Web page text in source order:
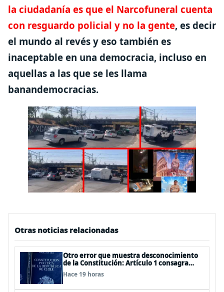
la ciudadanía es que el Narcofuneral cuenta
con resguardo policial y no la gente, es decir
el mundo al revés y eso también es
inaceptable en una democracia, incluso en
aquellas a las que se les llama
banandemocracias.
Otras noticias relacionadas
Otro error que muestra desconocimiento
de la Constitución: Artículo 1 consagra
resguardar la seguridad nacional y
proteger a los ciudadanos
Hace 19 horas